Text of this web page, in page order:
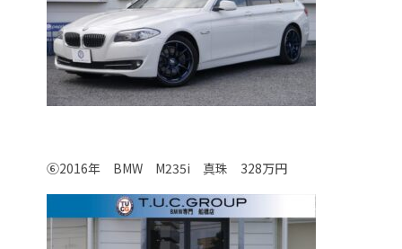
⑥2016年 BMW M235i 真珠 328万円